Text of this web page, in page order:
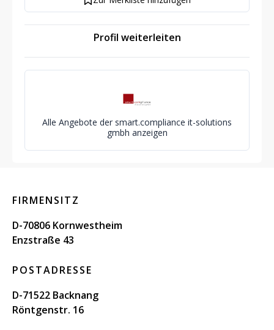
Profil weiterleiten
Alle Angebote der smart.compliance it-solutions
gmbh anzeigen
FIRMENSITZ
D-70806 Kornwestheim
Enzstraße 43
POSTADRESSE
D-71522 Backnang
Röntgenstr. 16